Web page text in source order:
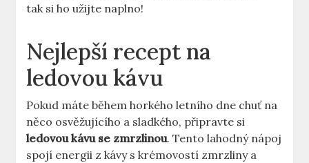
tak si ho užijte‌ naplno!
Nejlepší⁣ recept na
ledovou kávu
Pokud máte během horkého ​letního dne chuť na
něco osvěžujícího a sladkého, připravte si
ledovou kávu se zmrzlinou.⁢ Tento lahodný nápoj
spojí‌ energii z kávy s krémovostí zmrzliny a